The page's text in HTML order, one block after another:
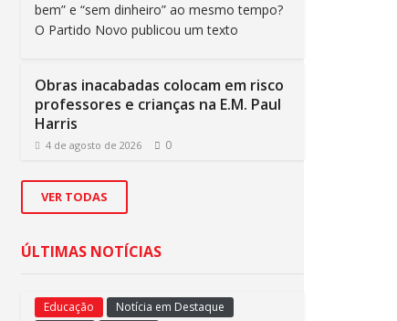
bem” e “sem dinheiro” ao mesmo tempo?
O Partido Novo publicou um texto
Obras inacabadas colocam em risco
professores e crianças na E.M. Paul
Harris
4 de agosto de 2026 0
VER TODAS
ÚLTIMAS NOTÍCIAS
Educação
Notícia em Destaque